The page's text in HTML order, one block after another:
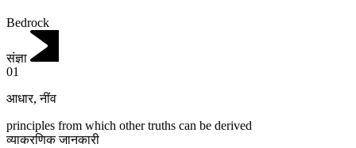
Bedrock
संज्ञा
01
आधार,नींव
principles from which other truths can be derived
व्याकरणिक जानकारी